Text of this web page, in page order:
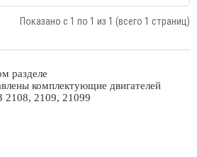
Показано с 1 по 1 из 1 (всего 1 страниц)
разделе
комплектующие двигателей
2108, 2109, 21099